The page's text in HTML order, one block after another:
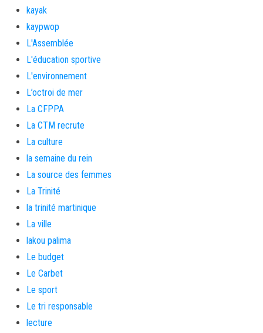
kayak
kaypwop
L'Assemblée
L'éducation sportive
L'environnement
L’octroi de mer
La CFPPA
La CTM recrute
La culture
la semaine du rein
La source des femmes
La Trinité
la trinité martinique
La ville
lakou palima
Le budget
Le Carbet
Le sport
Le tri responsable
lecture